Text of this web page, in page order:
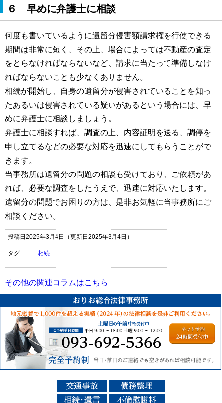
６ 早めに弁護士に相談
何度も書いているように遺留分侵害額請求権を行使できる
期間は非常に短く、その上、場合によっては不動産の査定
をとらなければならないなど、請求に当たって準備しなけ
ればならないことも少なくありません。
相続が開始し、自身の遺留分が侵害されていることを知っ
たあるいは侵害されている疑いがあるという場合には、早
めに弁護士に相談しましょう。
弁護士に相談すれば、調査の上、内容証明を送る、調停を
申し立てるなどの必要な対応を迅速にしてもらうことがで
きます。
当事務所は遺留分の問題の相談も受けており、ご依頼があ
れば、必要な調査をしたうえで、迅速に対応いたします。
遺留分の問題でお困りの方は、是非お気軽に当事務所にご
相談ください。
投稿日2025年3月4日 （更新日2025年3月4日）
タグ 相続
その他の関連コラムはこちら